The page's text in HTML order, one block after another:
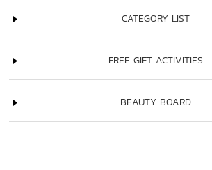
CATEGORY LIST
FREE GIFT ACTIVITIES
BEAUTY BOARD